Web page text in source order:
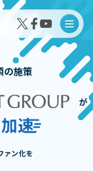
の施策
が
ァン化を